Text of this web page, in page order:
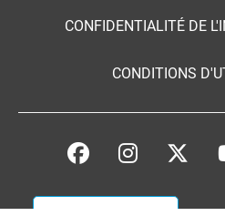
CONFIDENTIALITÉ DE
CONDITIONS